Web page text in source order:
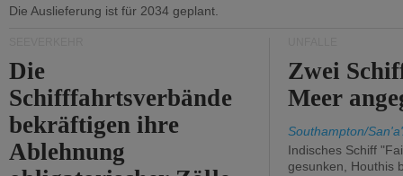
Die Auslieferung ist für 2034 geplant.
Die
Schifffahrtsverbände
bekräftigen ihre
Ablehnung
Zwei
Meer
Southampton/
Indisches Schiff
gesunken, Houthis